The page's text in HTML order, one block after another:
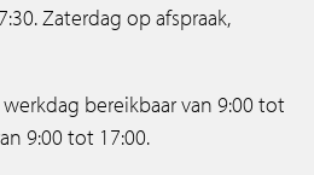
Zaterdag op afspraak,
bereikbaar van 9:00 tot
9:00 tot 17:00.